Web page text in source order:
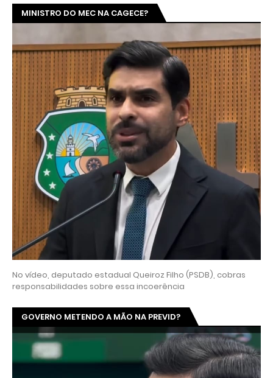
MINISTRO DO MEC NA CAGECE?
No vídeo, deputado estadual Queiroz Filho (PSDB), cobras
responsabilidades sobre essa incoerência
GOVERNO METENDO A MÃO NA PREVID?